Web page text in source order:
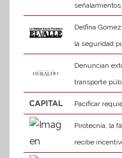
Delfina
la seguridad
Denuncian
transporte
Pacificar
Pirotecnia, la
recibe